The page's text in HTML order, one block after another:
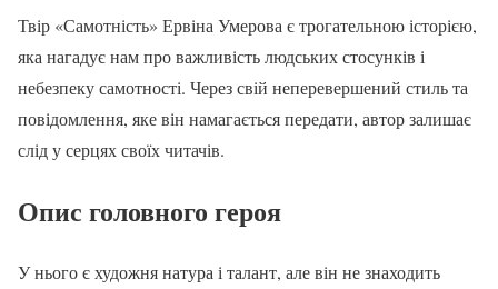
Твір «Самотність» Ервіна Умерова є трогательною історією,
яка нагадує нам про важливість людських стосунків і
небезпеку самотності. Через свій неперевершений стиль та
повідомлення, яке він намагається передати, автор залишає
слід у серцях своїх читачів.
Опис головного героя
У нього є художня натура і талант, але він не знаходить